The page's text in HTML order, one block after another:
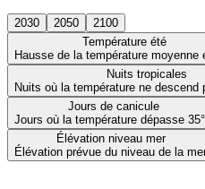
2030 2050
2100
Température été
Hausse de la température moyenne
Nuits tropicales
Nuits où la température ne descend
Jours de canicule
Jours où la température dépasse
Élévation niveau mer
Élévation prévue du niveau de la